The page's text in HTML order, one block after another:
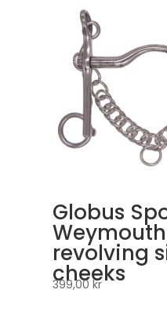
Globus
revolving
cheeks
399,00kr